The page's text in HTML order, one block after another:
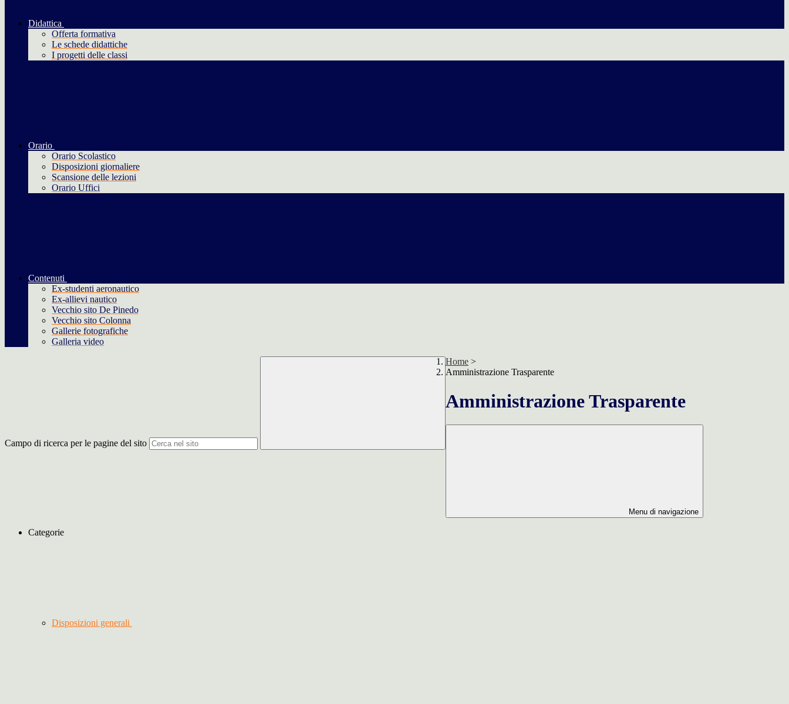
Didattica
Offerta formativa
Le schede didattiche
I progetti delle classi
Orario
Orario Scolastico
Disposizioni giornaliere
Scansione delle lezioni
Orario Uffici
Contenuti
Ex-studenti aeronautico
Ex-allievi nautico
Vecchio sito De Pinedo
Vecchio sito Colonna
Gallerie fotografiche
Galleria video
Campo di ricerca per le pagine del sito
Home >
Amministrazione Trasparente
Amministrazione Trasparente
Menu di navigazione
Categorie
Disposizioni generali